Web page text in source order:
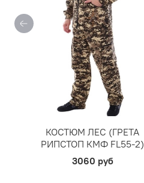
КОСТЮМ ЛЕС (ГРЕТА
РИПСТОП КМФ FL55-2)
3060 руб